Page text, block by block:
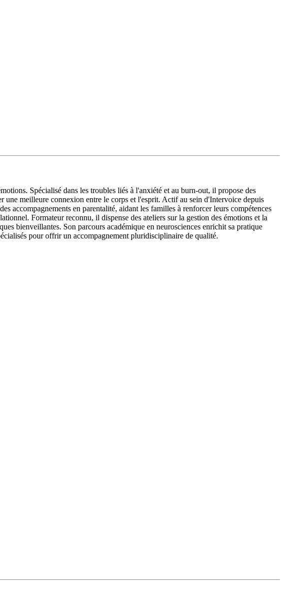
Spécialisé dans les troubles liés à l'anxiété et au burn-out, il propose des
une meilleure connexion entre le corps et l'esprit. Actif au sein d'Intervoice depuis
accompagnements en parentalité, aidant les familles à renforcer leurs compétences
Formateur reconnu, il dispense des ateliers sur la gestion des émotions et la
bienveillantes. Son parcours académique en neurosciences enrichit sa pratique
pour offrir un accompagnement pluridisciplinaire de qualité.